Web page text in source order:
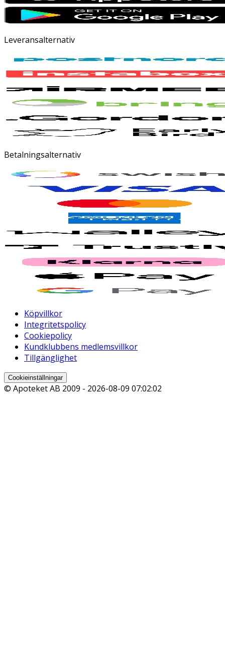
Leveransalternativ
Betalningsalternativ
Köpvillkor
Integritetspolicy
Cookiepolicy
Kundklubbens medlemsvillkor
Tillgänglighet
Cookieinställningar
© Apoteket AB 2009 - 2026-08-09 07:02:02